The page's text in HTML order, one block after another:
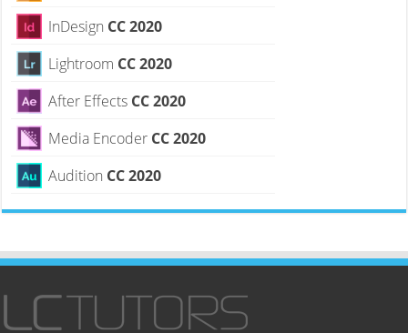
InDesign CC 2020
Lightroom CC 2020
After Effects CC 2020
Media Encoder CC 2020
Audition CC 2020